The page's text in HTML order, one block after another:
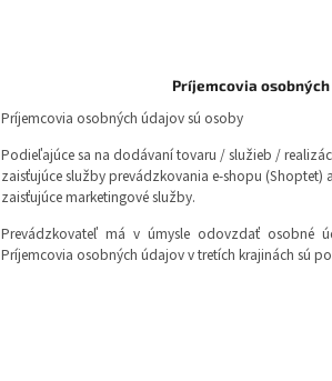
Príjemcovia
Príjemcovia osobných údajov sú osoby
Podieľajúce sa na dodávaní tovaru / služieb /
zaisťujúce služby prevádzkovania e-shopu (Shoptet)
zaisťujúce marketingové služby.
Prevádzkovateľ má v úmysle odovzdať osobné
Príjemcovia osobných údajov v tretích krajinách sú